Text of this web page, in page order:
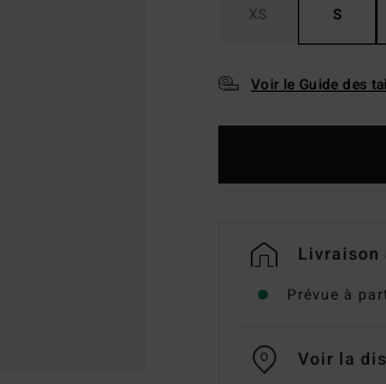
XS S
Voir le Guide des
Livraison
Prévue à
Voir la